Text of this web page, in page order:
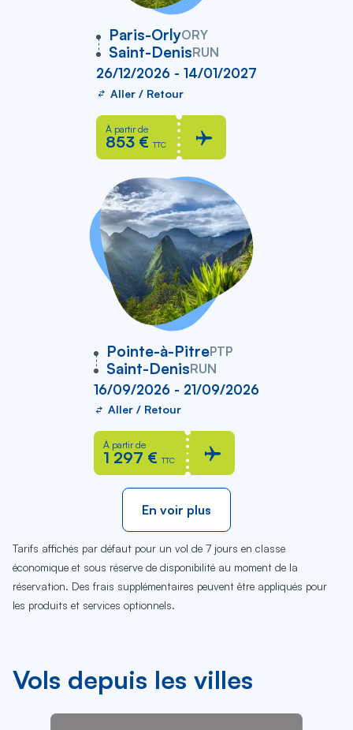
Paris-OrlyORY
vers
Saint-DenisRUN
26/12/2026 - 14/01/2027
Aller / Retour
À partir de
853 € TTC
Pointe-à-PitrePTP
vers
Saint-DenisRUN
16/09/2026 - 21/09/2026
Aller / Retour
À partir de
1 297 € TTC
En voir plus
Tarifs affichés par défaut pour un vol de 7 jours en classe
économique et sous réserve de disponibilité au moment de la
réservation. Des frais supplémentaires peuvent être appliqués pour
les produits et services optionnels.
Vols depuis les villes